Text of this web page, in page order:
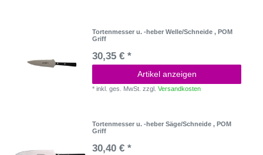
Tortenmesser u. -heber Welle/Schneide , POM
Griff
30,35 € *
Artikel anzeigen
*inkl. ges. MwSt. zzgl.Versandkosten
Tortenmesser u. -heber Säge/Schneide , POM
Griff
30,40 € *